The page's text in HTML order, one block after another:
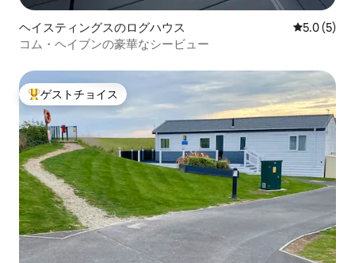
ヘイスティングスのログハウス レビュー5
5.0 (5)
コム・ヘイブンの豪華なシービュー
大好評のゲストチョイスです。
ゲストチョイス